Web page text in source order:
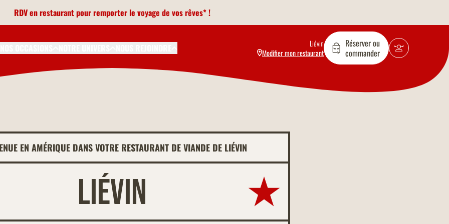
RDV en restaurant pour remporter le voyage de vos rêves* !
Liévin
Modifier mon restaurant
Réserver ou
commander
EN AMÉRIQUE DANS VOTRE RESTAURANT DE VIANDE DE LIÉVIN
Liévin